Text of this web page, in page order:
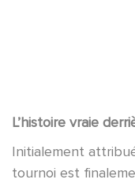
L’histoire vraie
Initialement
tournoi est